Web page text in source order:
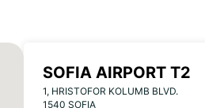
SOFIA AIRPORT T2
1, HRISTOFOR KOLUMB BLVD.
1540 SOFIA